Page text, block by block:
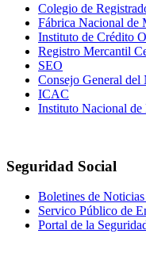
Colegio de
Fábrica Nacional de
Instituto de Crédito
Registro Mercantil
SEO
Consejo General del
ICAC
Instituto Nacional de
Seguridad Social
Boletines de
Servico Público de
Portal de la